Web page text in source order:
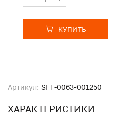
Артикул: SFT-0063-001250
ХАРАКТЕРИСТИКИ
КУПИТЬ